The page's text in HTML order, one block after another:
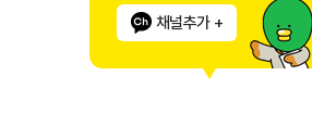
채널추가 +